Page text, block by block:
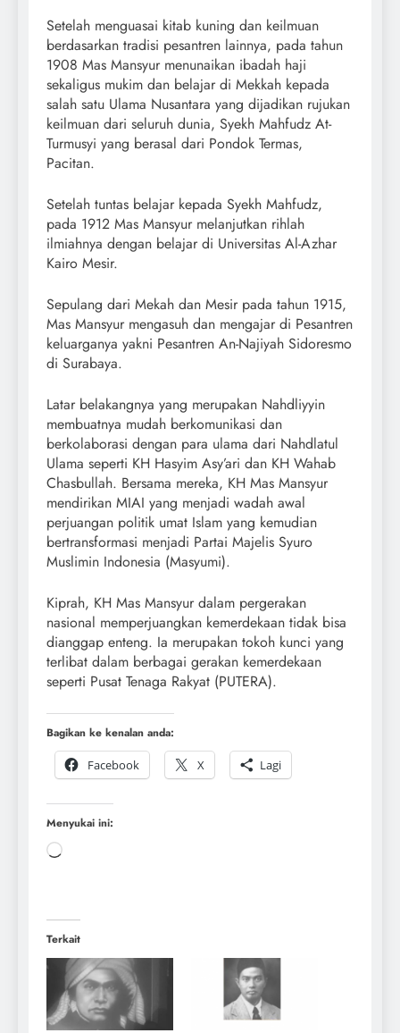
Setelah menguasai kitab kuning dan keilmuan
berdasarkan tradisi pesantren lainnya, pada tahun
1908 Mas Mansyur menunaikan ibadah haji
sekaligus mukim dan belajar di Mekkah kepada
salah satu Ulama Nusantara yang dijadikan rujukan
keilmuan dari seluruh dunia, Syekh Mahfudz At-
Turmusyi yang berasal dari Pondok Termas,
Pacitan.
Setelah tuntas belajar kepada Syekh Mahfudz,
pada 1912 Mas Mansyur melanjutkan rihlah
ilmiahnya dengan belajar di Universitas Al-Azhar
Kairo Mesir.
Sepulang dari Mekah dan Mesir pada tahun 1915,
Mas Mansyur mengasuh dan mengajar di Pesantren
keluarganya yakni Pesantren An-Najiyah Sidoresmo
di Surabaya.
Latar belakangnya yang merupakan Nahdliyyin
membuatnya mudah berkomunikasi dan
berkolaborasi dengan para ulama dari Nahdlatul
Ulama seperti KH Hasyim Asy’ari dan KH Wahab
Chasbullah. Bersama mereka, KH Mas Mansyur
mendirikan MIAI yang menjadi wadah awal
perjuangan politik umat Islam yang kemudian
bertransformasi menjadi Partai Majelis Syuro
Muslimin Indonesia (Masyumi).
Kiprah, KH Mas Mansyur dalam pergerakan
nasional memperjuangkan kemerdekaan tidak bisa
dianggap enteng. Ia merupakan tokoh kunci yang
terlibat dalam berbagai gerakan kemerdekaan
seperti Pusat Tenaga Rakyat (PUTERA).
Bagikan ke kenalan anda:
Facebook
X Lagi
Menyukai ini:
Terkait